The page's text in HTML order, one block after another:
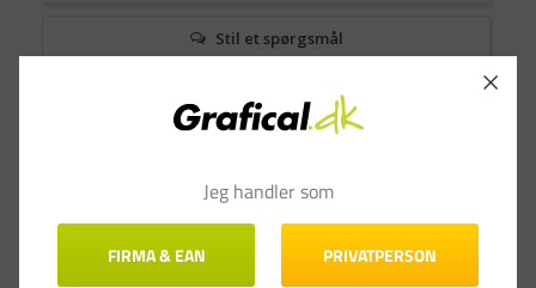
Stil et spørgsmål
Spørgsmål & Svar
Jeg handler som
FIRMA & EAN PRIVATPERSON